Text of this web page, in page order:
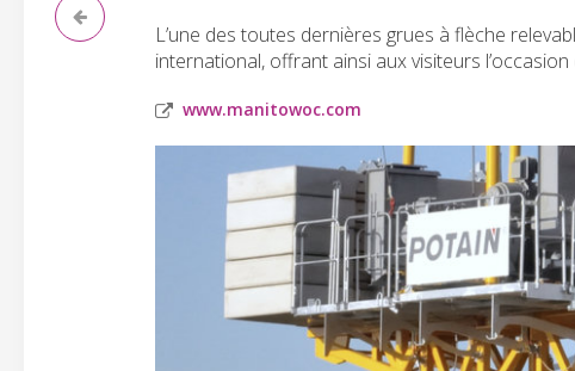
L’une des toutes dernières grues à flèche
international, offrant ainsi aux visiteurs l’occasion
www.manitowoc.com